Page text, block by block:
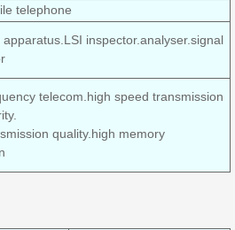
telephone
inspector.analyser.signal
telecom.high speed transmission
quality.high memory